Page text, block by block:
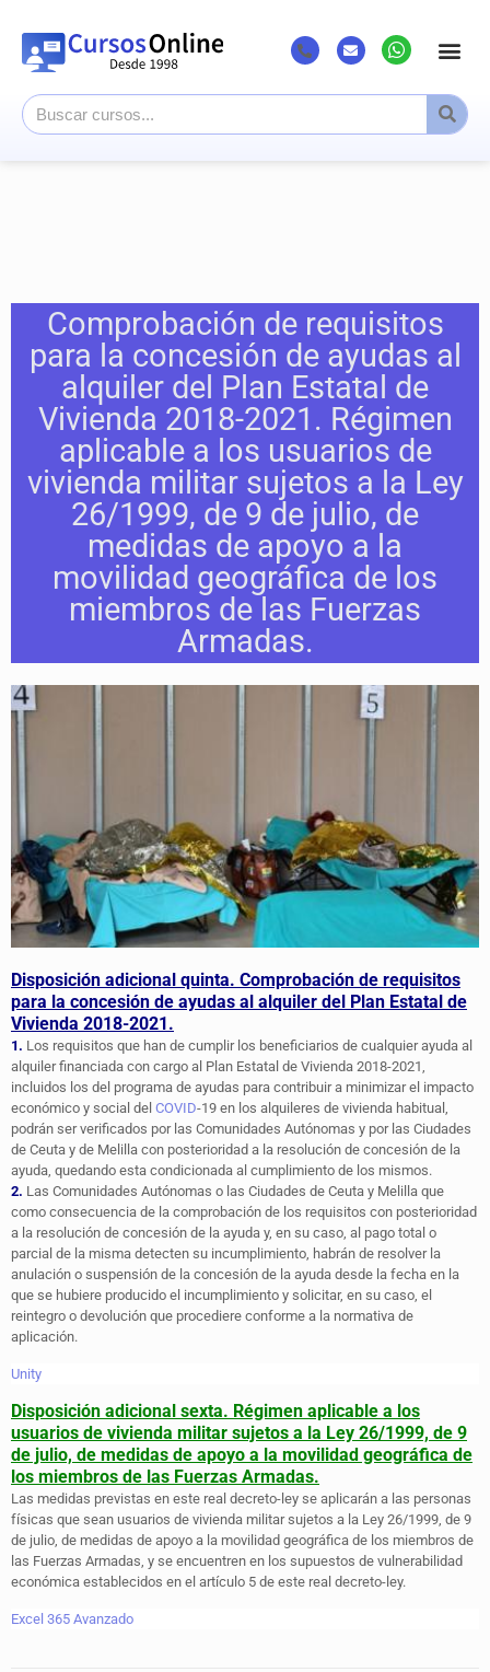
Comprobación de requisitos
para la concesión de ayudas al
alquiler del Plan Estatal de
Vivienda 2018-2021. Régimen
aplicable a los usuarios de
vivienda militar sujetos a la Ley
26/1999, de 9 de julio, de
medidas de apoyo a la
movilidad geográfica de los
miembros de las Fuerzas
Armadas.
Disposición adicional quinta. Comprobación de requisitos
para la concesión de ayudas al alquiler del Plan Estatal de
Vivienda 2018-2021.
1. Los requisitos que han de cumplir los beneficiarios de cualquier ayuda al
alquiler financiada con cargo al Plan Estatal de Vivienda 2018-2021,
incluidos los del programa de ayudas para contribuir a minimizar el impacto
económico y social del COVID-19 en los alquileres de vivienda habitual,
podrán ser verificados por las Comunidades Autónomas y por las Ciudades
de Ceuta y de Melilla con posterioridad a la resolución de concesión de la
ayuda, quedando esta condicionada al cumplimiento de los mismos.
2. Las Comunidades Autónomas o las Ciudades de Ceuta y Melilla que
como consecuencia de la comprobación de los requisitos con posterioridad
a la resolución de concesión de la ayuda y, en su caso, al pago total o
parcial de la misma detecten su incumplimiento, habrán de resolver la
anulación o suspensión de la concesión de la ayuda desde la fecha en la
que se hubiere producido el incumplimiento y solicitar, en su caso, el
reintegro o devolución que procediere conforme a la normativa de
aplicación.
Unity
Disposición adicional sexta. Régimen aplicable a los
usuarios de vivienda militar sujetos a la Ley 26/1999, de 9
de julio, de medidas de apoyo a la movilidad geográfica de
los miembros de las Fuerzas Armadas.
Las medidas previstas en este real decreto-ley se aplicarán a las personas
físicas que sean usuarios de vivienda militar sujetos a la Ley 26/1999, de 9
de julio, de medidas de apoyo a la movilidad geográfica de los miembros de
las Fuerzas Armadas, y se encuentren en los supuestos de vulnerabilidad
económica establecidos en el artículo 5 de este real decreto-ley.
Excel 365 Avanzado